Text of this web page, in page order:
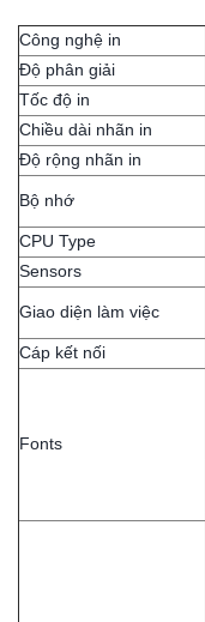
Công nghệ in
Độ phân giải
Tốc độ in
Chiều dài nhãn in
Độ rộng nhãn in
Bộ nhớ
CPU Type
Sensors
Giao diện làm việc
Cáp kết nối
Fonts